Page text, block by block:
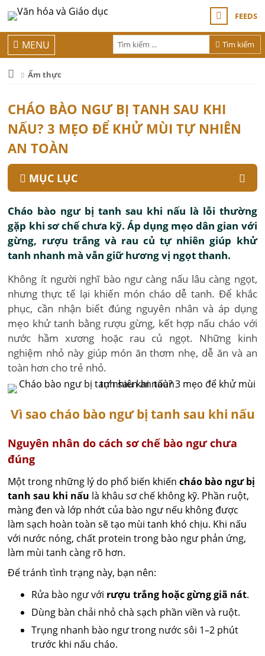
FEEDS
Tìm kiếm
MENU
Ẩm thực
CHÁO BÀO NGƯ BỊ TANH SAU KHI
NẤU? 3 MẸO ĐỂ KHỬ MÙI TỰ NHIÊN
AN TOÀN
MỤC LỤC
Cháo bào ngư bị tanh sau khi nấu là lỗi thường
gặp khi sơ chế chưa kỹ. Áp dụng mẹo dân gian với
gừng, rượu trắng và rau củ tự nhiên giúp khử
tanh nhanh mà vẫn giữ hương vị ngọt thanh.
Không ít người nghĩ bào ngư càng nấu lâu càng ngọt,
nhưng thực tế lại khiến món cháo dễ tanh. Để khắc
phục, cần nhận biết đúng nguyên nhân và áp dụng
mẹo khử tanh bằng rượu gừng, kết hợp nấu cháo với
nước hầm xương hoặc rau củ ngọt. Những kinh
nghiệm nhỏ này giúp món ăn thơm nhẹ, dễ ăn và an
toàn hơn cho trẻ nhỏ.
Vì sao cháo bào ngư bị tanh sau khi nấu
Nguyên nhân do cách sơ chế bào ngư chưa
đúng
Một trong những lý do phổ biến khiếncháo bào ngư bị
tanh sau khi nấu là khâu sơ chế không kỹ. Phần ruột,
màng đen và lớp nhớt của bào ngư nếu không được
làm sạch hoàn toàn sẽ tạo mùi tanh khó chịu. Khi nấu
với nước nóng, chất protein trong bào ngư phản ứng,
làm mùi tanh càng rõ hơn.
Để tránh tình trạng này, bạn nên:
Rửa bào ngư với rượu trắng hoặc gừng giã nát.
Dùng bàn chải nhỏ chà sạch phần viền và ruột.
Trụng nhanh bào ngư trong nước sôi 1–2 phút
trước khi nấu cháo.